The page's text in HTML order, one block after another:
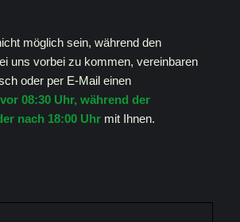
möglich sein, während den
uns vorbei zu kommen, vereinbaren
oder per E-Maileinen
vor 08:30 Uhr, während der
nach 18:00 Uhrmit Ihnen.